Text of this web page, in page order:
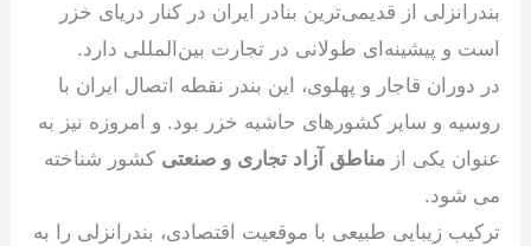
بندرانزلی از قدیمی‌ترین بنادر ایران در کنار دریای خزر
است و پیشینه‌ای طولانی در تجارت بین‌المللی دارد.
در دوران قاجار و پهلوی، این بندر نقطه اتصال ایران با
روسیه و سایر کشورهای حاشیه خزر بود. و امروزه نیز به
عنوان یکی ازمناطق آزاد تجاری و صنعتی کشور شناخته
می شود.
ترکیب زیبایی طبیعی با موقعیت اقتصادی، بندرانزلی را به